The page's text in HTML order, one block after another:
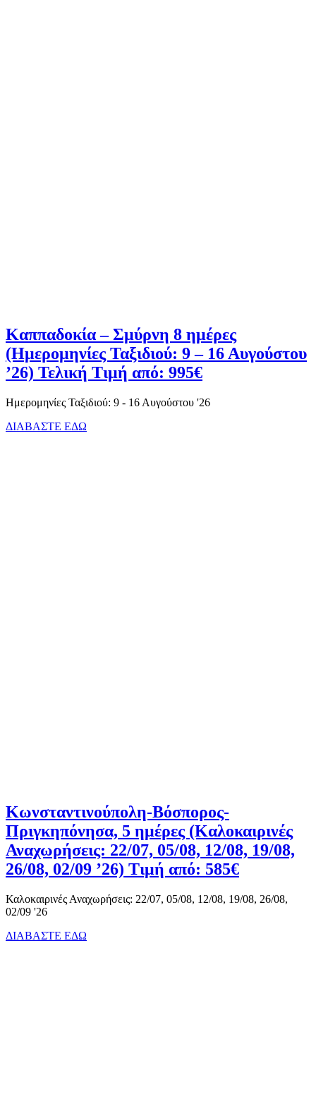
Καππαδοκία – Σμύρνη 8 ημέρες
(Ημερομηνίες Ταξιδιού: 9 – 16 Αυγούστου
’26) Τελική Τιμή από: 995€
Ημερομηνίες Ταξιδιού: 9 - 16 Αυγούστου '26
ΔΙΑΒΑΣΤΕ ΕΔΩ
Κωνσταντινούπολη-Βόσπορος-
Πριγκηπόνησα, 5 ημέρες (Καλοκαιρινές
Αναχωρήσεις: 22/07, 05/08, 12/08, 19/08,
26/08, 02/09 ’26) Τιμή από: 585€
Καλοκαιρινές Αναχωρήσεις: 22/07, 05/08, 12/08, 19/08, 26/08,
02/09 '26
ΔΙΑΒΑΣΤΕ ΕΔΩ